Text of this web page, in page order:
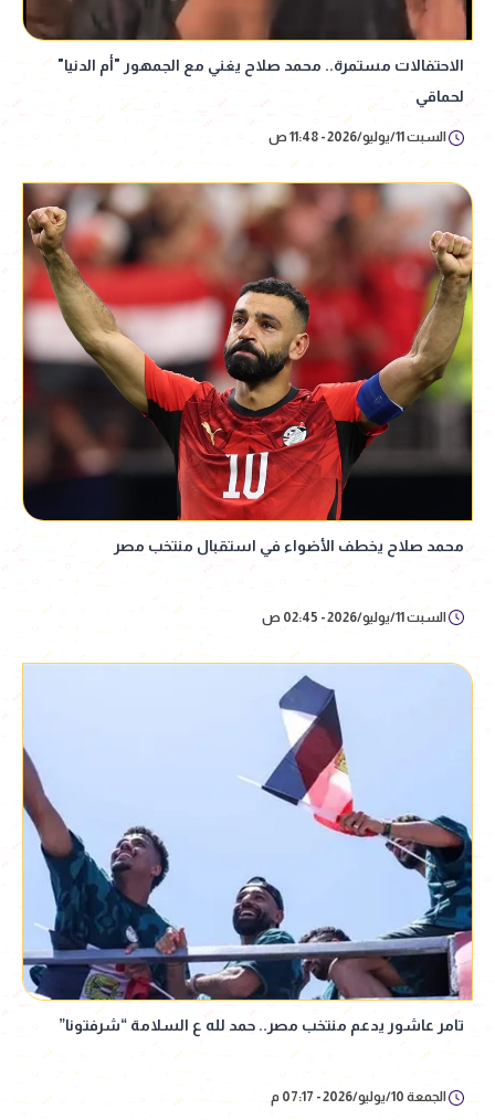
الاحتفالات مستمرة.. محمد صلاح يغني مع الجمهور "أم الدنيا"
لحماقي
السبت 11/يوليو/2026 - 11:48 ص
محمد صلاح يخطف الأضواء في استقبال منتخب مصر
السبت 11/يوليو/2026 - 02:45 ص
تامر عاشور يدعم منتخب مصر.. حمد لله ع السلامة “شرفتونا”
الجمعة 10/يوليو/2026 - 07:17 م